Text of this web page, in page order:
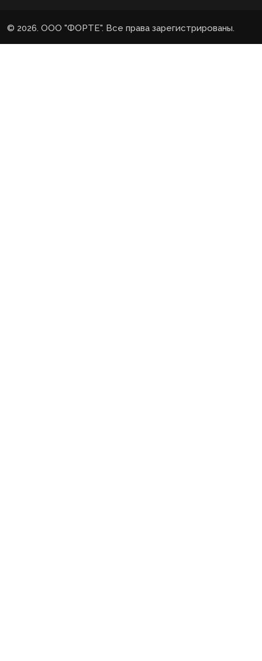
© 2026. ООО "ФОРТЕ". Все права зарегистрированы.